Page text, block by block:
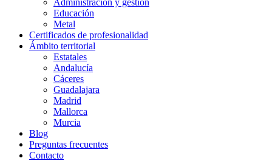
Administración y gestión
Educación
Metal
Certificados de profesionalidad
Ámbito territorial
Estatales
Andalucía
Cáceres
Guadalajara
Madrid
Mallorca
Murcia
Blog
Preguntas frecuentes
Contacto